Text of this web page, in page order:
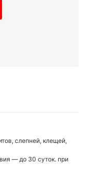
слепней, клещей,
— до 30 суток. при